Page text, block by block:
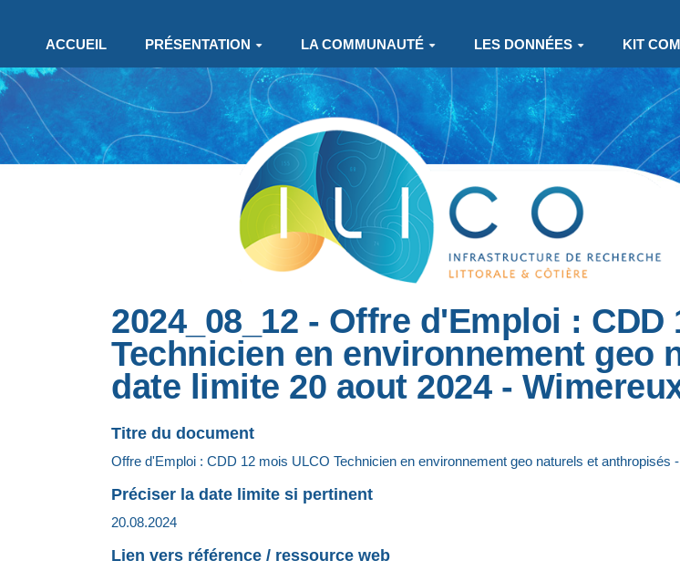
ACCUEIL
PRÉSENTATION LA COMMUNAUTÉ LES DONNÉES KIT
2024_08_12 - Offre d'Emploi : CDD
Technicien en environnement geo
date limite 20 aout 2024 -
Titre du document
Offre d'Emploi : CDD 12 mois ULCO Technicien en environnement geo naturels et anthropisés
Préciser la date limite si pertinent
20.08.2024
Lien vers référence / ressource web